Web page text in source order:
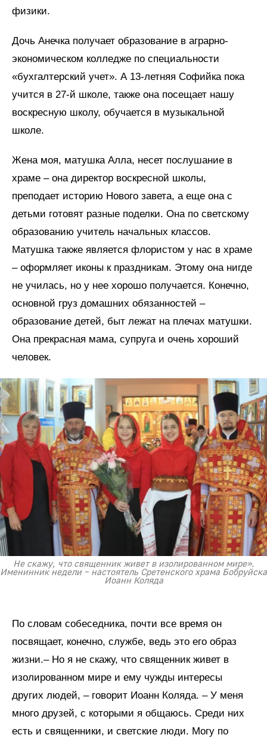
физики.
Дочь Анечка получает образование в аграрно-
экономическом колледже по специальности
«бухгалтерский учет». А 13-летняя Софийка пока
учится в 27-й школе, также она посещает нашу
воскресную школу, обучается в музыкальной
школе.
Жена моя, матушка Алла, несет послушание в
храме – она директор воскресной школы,
преподает историю Нового завета, а еще она с
детьми готовят разные поделки. Она по светскому
образованию учитель начальных классов.
Матушка также является флористом у нас в храме
– оформляет иконы к праздникам. Этому она нигде
не училась, но у нее хорошо получается. Конечно,
основной груз домашних обязанностей –
образование детей, быт лежат на плечах матушки.
Она прекрасная мама, супруга и очень хороший
человек.
Не скажу, что священник живет в изолированном мире».
Именинник недели – настоятель Сретенского храма Бобруйска
Иоанн Коляда
По словам собеседника, почти все время он
посвящает, конечно, службе, ведь это его образ
жизни.– Но я не скажу, что священник живет в
изолированном мире и ему чужды интересы
других людей, – говорит Иоанн Коляда. – У меня
много друзей, с которыми я общаюсь. Среди них
есть и священники, и светские люди. Могу по